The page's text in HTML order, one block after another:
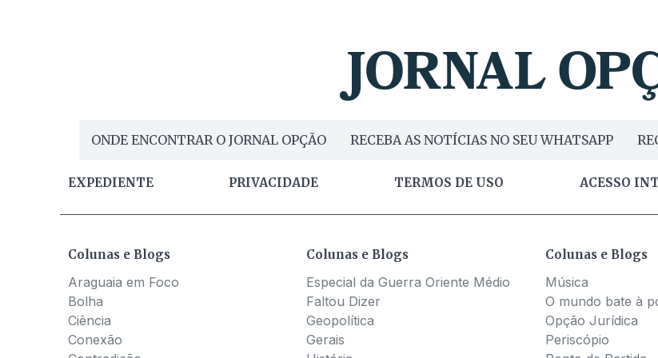
ONDE ENCONTRAR O JORNAL OPÇÃO RECEBA AS NOTÍCIAS NO SEU WHATSAPP
EXPEDIENTE PRIVACIDADE TERMOS DE USO ACESSO
Colunas e Blogs
Araguaia em Foco
Bolha
Ciência
Conexão
Colunas e Blogs
Especial da Guerra Oriente Médio
Faltou Dizer
Geopolítica
Gerais
Colunas e Blogs
Música
O mundo bate à
Opção Jurídica
Periscópio